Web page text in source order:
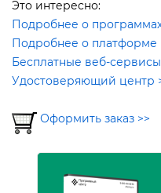
Это интересно:
Подробнее о
Подробнее о платформе
Бесплатные веб-
Удостоверяющий центр
Оформить заказ >>